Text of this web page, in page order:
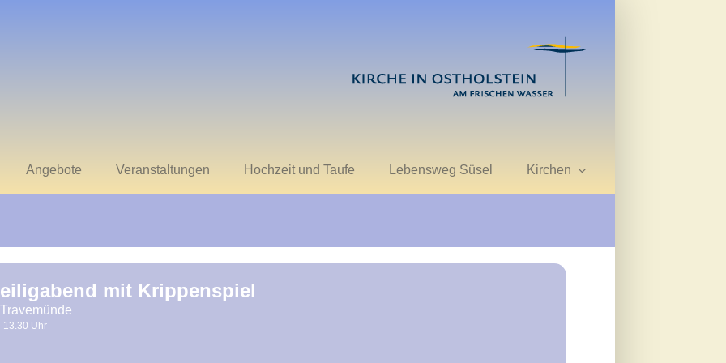
Angebote Veranstaltungen Hochzeit und Taufe Lebensweg Süsel Kirchen
mit Krippenspiel
13.30 Uhr